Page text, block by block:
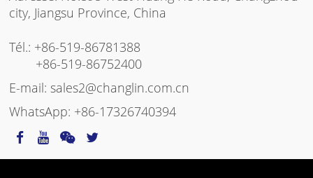
city, Jiangsu Province, China
Tél.: +86-519-86781388
+86-519-86752400
E-mail:sales2@changlin.com.cn
WhatsApp: +86-17326740394
